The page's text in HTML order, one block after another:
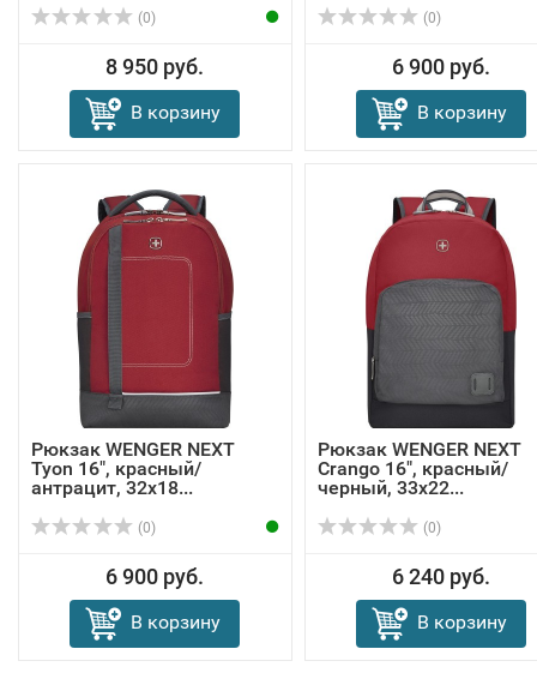
(0)
8 950 руб.
В корзину
(0)
6 900 руб.
В корзину
Рюкзак WENGER NEXT
Tyon 16", красный/
антрацит, 32х18...
(0)
6 900 руб.
В корзину
Рюкзак WENGER NEXT
Crango 16", красный/
черный, 33х22...
(0)
6 240 руб.
В корзину